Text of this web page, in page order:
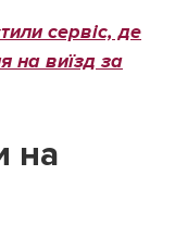
сервіс, де
на виїзд за
на